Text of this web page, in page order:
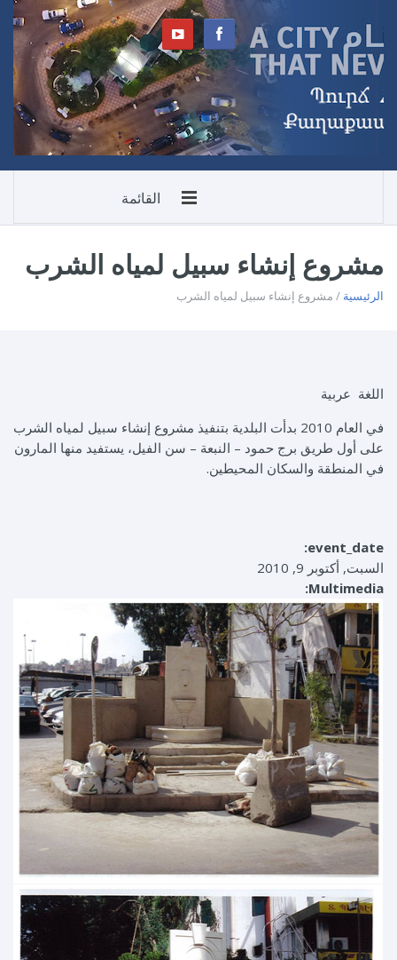
القائمة
مشروع إنشاء سبيل لمياه الشرب
الرئيسية / مشروع إنشاء سبيل لمياه الشرب
‏اللغة ‏ عربية
في العام 2010 بدأت البلدية بتنفيذ مشروع إنشاء سبيل لمياه الشرب
على أول طريق برج حمود – النبعة – سن الفيل، يستفيد منها المارون
في المنطقة والسكان المحيطين.
event_date:
السبت, أكتوبر 9, 2010
Multimedia: